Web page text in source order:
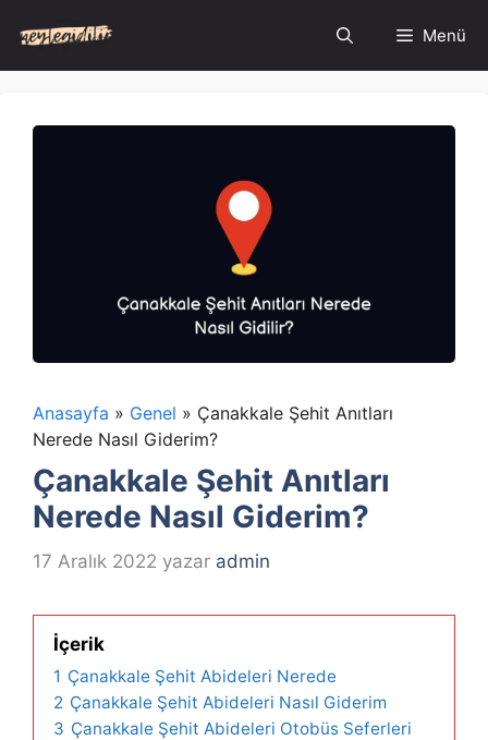
atla
Menü
Anasayfa » Genel » Çanakkale Şehit Anıtları
Nerede Nasıl Giderim?
Çanakkale Şehit Anıtları
Nerede Nasıl Giderim?
17 Aralık 2022 yazar admin
İçerik
1 Çanakkale Şehit Abideleri Nerede
2 Çanakkale Şehit Abideleri Nasıl Giderim
3 Çanakkale Şehit Abideleri Otobüs Seferleri